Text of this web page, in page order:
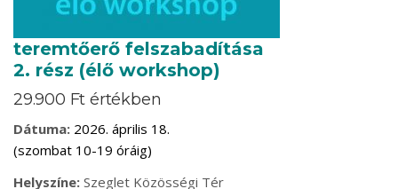
teremtőerő felszabadítása
2. rész (élő workshop)
29.900 Ft értékben
Dátuma: 2026. április 18.
(szombat 10-19 óráig)
Helyszíne: Szeglet Közösségi Tér